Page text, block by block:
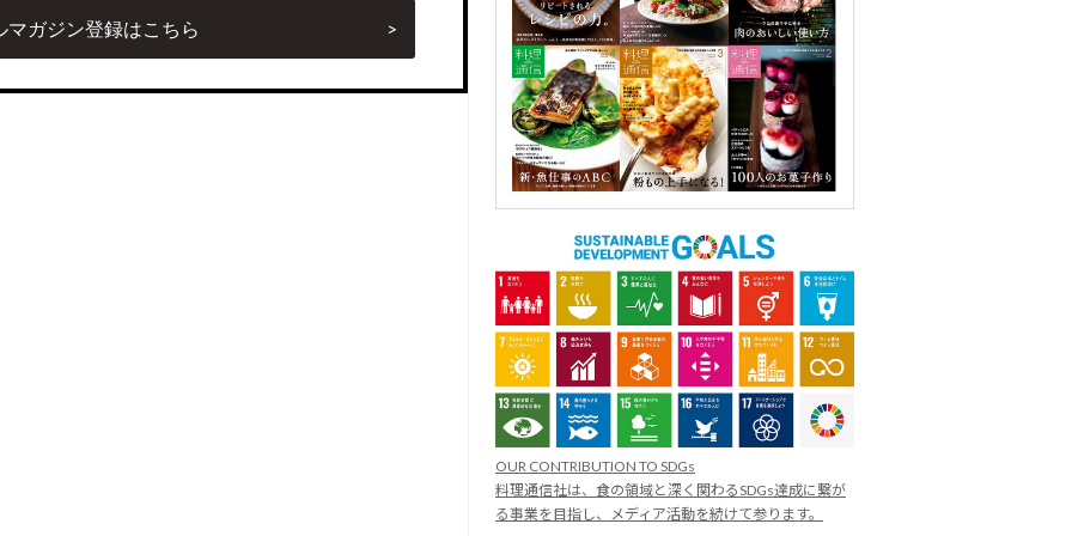
マガジン登録はこちら
OUR CONTRIBUTION TO SDGs
料理通信社は、食の領域と深く関わるSDGs達成に繋が
る事業を目指し、メディア活動を続けて参ります。